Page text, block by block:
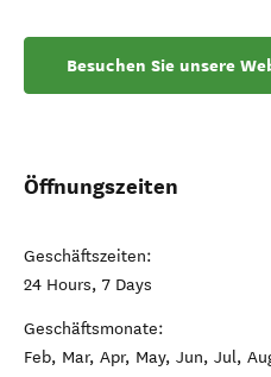
Besuchen Sie unsere
Öffnungszeiten
Geschäftszeiten:
24 Hours, 7 Days
Geschäftsmonate:
Feb, Mar, Apr, May, Jun, Jul,